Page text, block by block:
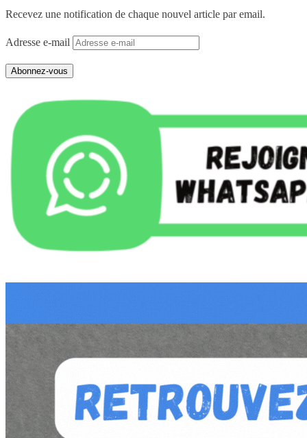
Recevez une notification de chaque nouvel article par email.
Adresse e-mail
Abonnez-vous